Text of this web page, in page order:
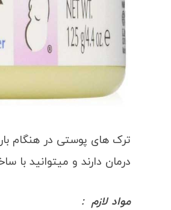
ترک های پوستی در هنگام
درمان دارند و میتوانید با
مواد لازم :